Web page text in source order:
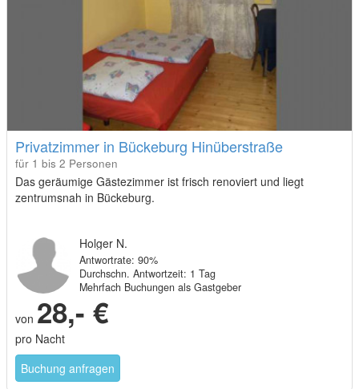
Privatzimmer in Bückeburg Hinüberstraße
für 1 bis 2 Personen
Das geräumige Gästezimmer ist frisch renoviert und liegt
zentrumsnah in Bückeburg.
Holger N.
Antwortrate: 90%
Durchschn. Antwortzeit: 1 Tag
Mehrfach Buchungen als Gastgeber
von 28,- €
pro Nacht
Buchung anfragen